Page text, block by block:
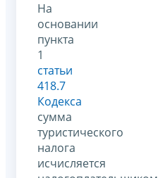
На
основании
пункта
1
статьи
418.7
Кодекса
сумма
туристического
налога
исчисляется